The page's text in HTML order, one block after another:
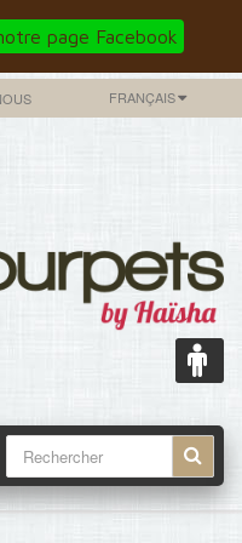
page Facebook
FRANÇAIS